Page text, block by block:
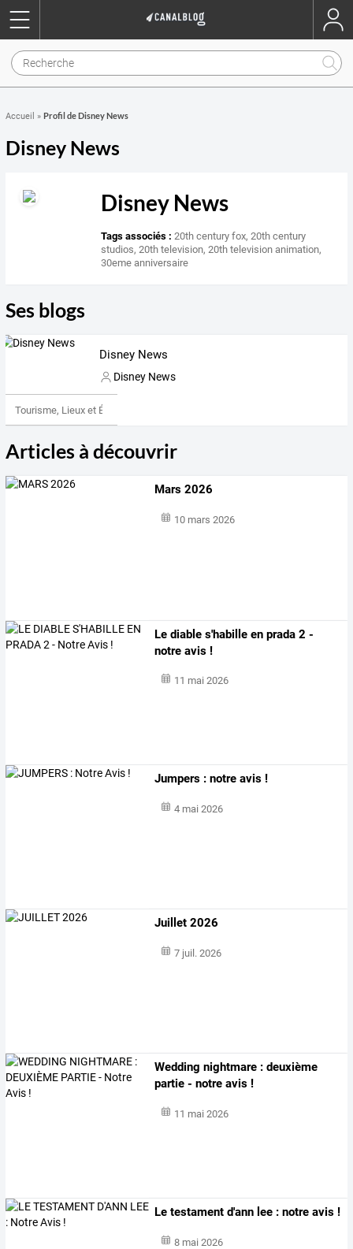
Accueil » Profil de Disney News
Disney News
Disney News
Tags associés : 20th century fox,20th century
studios,20th television,20th television animation,
30eme anniversaire
Ses blogs
Disney News
Disney News
Tourisme, Lieux et Événements
Articles à découvrir
Mars 2026
10 mars 2026
Le diable s'habille en prada 2 -
notre avis !
11 mai 2026
Jumpers : notre avis !
4 mai 2026
Juillet 2026
7 juil. 2026
Wedding nightmare : deuxième
partie - notre avis !
11 mai 2026
Le testament d'ann lee : notre avis !
8 mai 2026